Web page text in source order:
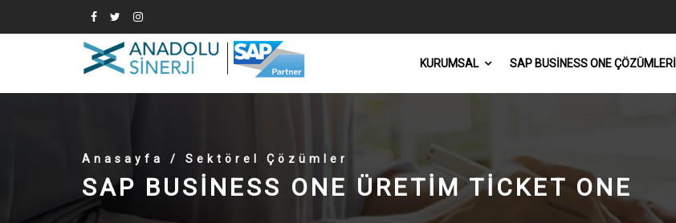
KURUMSAL SAP BUSINESS ONE ÇÖZÜMLERI
Anasayfa / Sektörel Çözümler
SAP BUSINESS ONE ÜRETIM TICKET ONE